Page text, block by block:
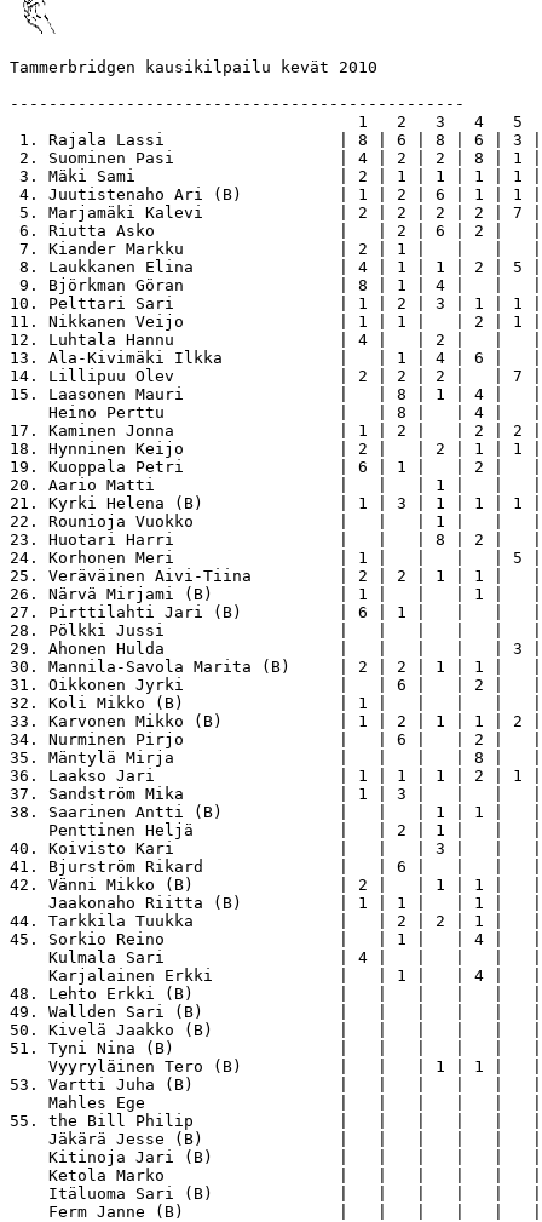
Tammerbridgen kausikilpailu kevät 2010
-----------------------------------------------
1   2   3   4   5
1. Rajala Lassi                  | 8 | 6 | 8 | 6 | 3
2. Suominen Pasi                 | 4 | 2 | 2 | 8 |
3. Mäki Sami                     | 2 | 1 | 1 | 1 | 1
4. Juutistenaho Ari (B)          | 1 | 2 | 6 | 1 |
5. Marjamäki Kalevi              | 2 | 2 | 2 | 2 |
6. Riutta Asko                   |   | 2 | 6 | 2 |
7. Kiander Markku                | 2 | 1 |   |   |
8. Laukkanen Elina               | 4 | 1 | 1 | 2
9. Björkman Göran                | 8 | 1 | 4 |   |
10. Pelttari Sari                 | 1 | 2 | 3 | 1 | 1
11. Nikkanen Veijo                | 1 | 1 |   | 2 |
12. Luhtala Hannu                 | 4 |   | 2 |   |
13. Ala-Kivimäki Ilkka            |   | 1 | 4 | 6
14. Lillipuu Olev                 | 2 | 2 | 2 |   |
15. Laasonen Mauri                |   | 8 | 1 | 4
Heino Perttu                  |   | 8 |   | 4 |
17. Kaminen Jonna                 | 1 | 2 |   | 2 |
18. Hynninen Keijo                | 2 |   | 2 | 1 |
19. Kuoppala Petri                | 6 | 1 |   | 2 |
20. Aario Matti                   |   |   | 1 |   |
21. Kyrki Helena (B)              | 1 | 3 | 1 | 1 |
22. Rounioja Vuokko               |   |   | 1 |
23. Huotari Harri                 |   |   | 8 | 2 |
24. Korhonen Meri                 | 1 |   |   |   |
25. Veräväinen Aivi-Tiina         | 2 | 2 | 1 | 1 |
26. Närvä Mirjami (B)             | 1 |   |   | 1
27. Pirttilahti Jari (B)          | 6 | 1 |   |   |
28. Pölkki Jussi                  |   |   |   |   |
29. Ahonen Hulda                  |   |   |   |   |
30. Mannila-Savola Marita (B)     | 2 | 2 | 1 |
31. Oikkonen Jyrki                |   | 6 |   | 2
32. Koli Mikko (B)                | 1 |   |   |
33. Karvonen Mikko (B)            | 1 | 2 | 1 |
34. Nurminen Pirjo                |   | 6 |   |
35. Mäntylä Mirja                 |   |   |   | 8
36. Laakso Jari                   | 1 | 1 | 1 | 2
37. Sandström Mika                | 1 | 3 |   |
38. Saarinen Antti (B)            |   |   | 1 | 1
Penttinen Heljä               |   | 2 | 1 |   |
40. Koivisto Kari                 |   |   | 3 |   |
41. Bjurström Rikard              |   | 6 |   |
42. Vänni Mikko (B)               | 2 |   | 1 |
Jaakonaho Riitta (B)          | 1 | 1 |   | 1 |
44. Tarkkila Tuukka               |   | 2 | 2 |
45. Sorkio Reino                  |   | 1 |   |
Kulmala Sari                  | 4 |   |   |   |
Karjalainen Erkki             |   | 1 |   | 4 |
48. Lehto Erkki (B)               |   |   |   |
49. Wallden Sari (B)              |   |   |   |
50. Kivelä Jaakko (B)             |   |   |   |
51. Tyni Nina (B)                 |   |   |   |   |
Vyyryläinen Tero (B)          |   |   | 1 | 1 |
53. Vartti Juha (B)               |   |   |   |
Mahles Ege                    |   |   |   |   |
55. the Bill Philip               |   |   |   |   |
Jäkärä Jesse (B)              |   |   |   |   |
Kitinoja Jari (B)             |   |   |   |   |
Ketola Marko                  |   |   |   |   |
Itäluoma Sari (B)             |   |   |   |   |
Ferm Janne (B)                |   |   |   |   |